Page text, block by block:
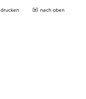
drucken nach oben